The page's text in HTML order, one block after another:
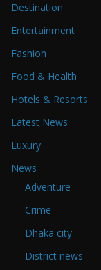
Destination
Entertainment
Fashion
Food & Health
Hotels & Resorts
Latest News
Luxury
News
Adventure
Crime
Dhaka city
District news